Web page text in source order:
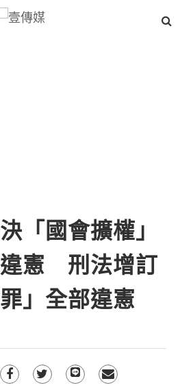
「國會擴權」
憲 刑法增訂
」全部違憲